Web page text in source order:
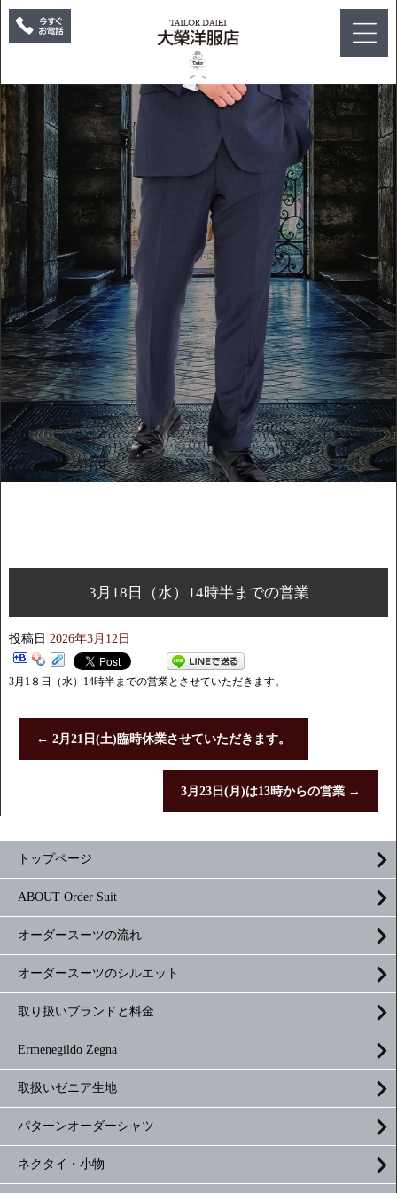
3月18日（水）14時半までの営業
投稿日 2026年3月12日
3月1８日（水）14時半までの営業とさせていただきます。
← 2月21日(土)臨時休業させていただきます。
3月23日(月)は13時からの営業 →
トップページ
ABOUT Order Suit
オーダースーツの流れ
オーダースーツのシルエット
取り扱いブランドと料金
Ermenegildo Zegna
取扱いゼニア生地
パターンオーダーシャツ
ネクタイ・小物